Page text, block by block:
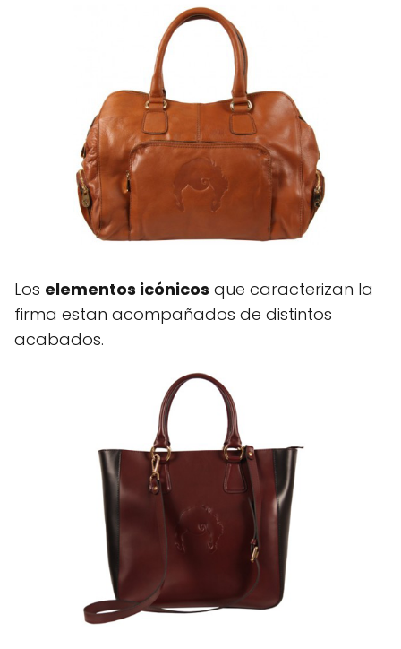
Los elementos icónicos que caracterizan la
firma estan acompañados de distintos
acabados.